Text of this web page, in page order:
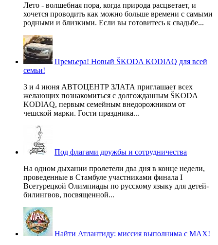
Лето - волшебная пора, когда природа расцветает, и
хочется проводить как можно больше времени с самыми
родными и близкими. Если вы готовитесь к свадьбе...
Премьера! Новый ŠKODA KODIAQ для всей
семьи!
3 и 4 июня АВТОЦЕНТР ЗЛАТА приглашает всех
желающих познакомиться с долгожданным ŠKODA
KODIAQ, первым семейным внедорожником от
чешской марки. Гости праздника...
Под флагами дружбы и сотрудничества
На одном дыхании пролетели два дня в конце недели,
проведенные в Стамбуле участниками финала I
Всетурецкой Олимпиады по русскому языку для детей-
билингвов, посвященной...
Найти Атлантиду: миссия выполнима с MAX!